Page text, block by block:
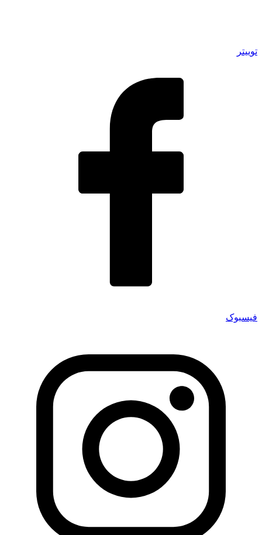
توییتر
فیسبوک